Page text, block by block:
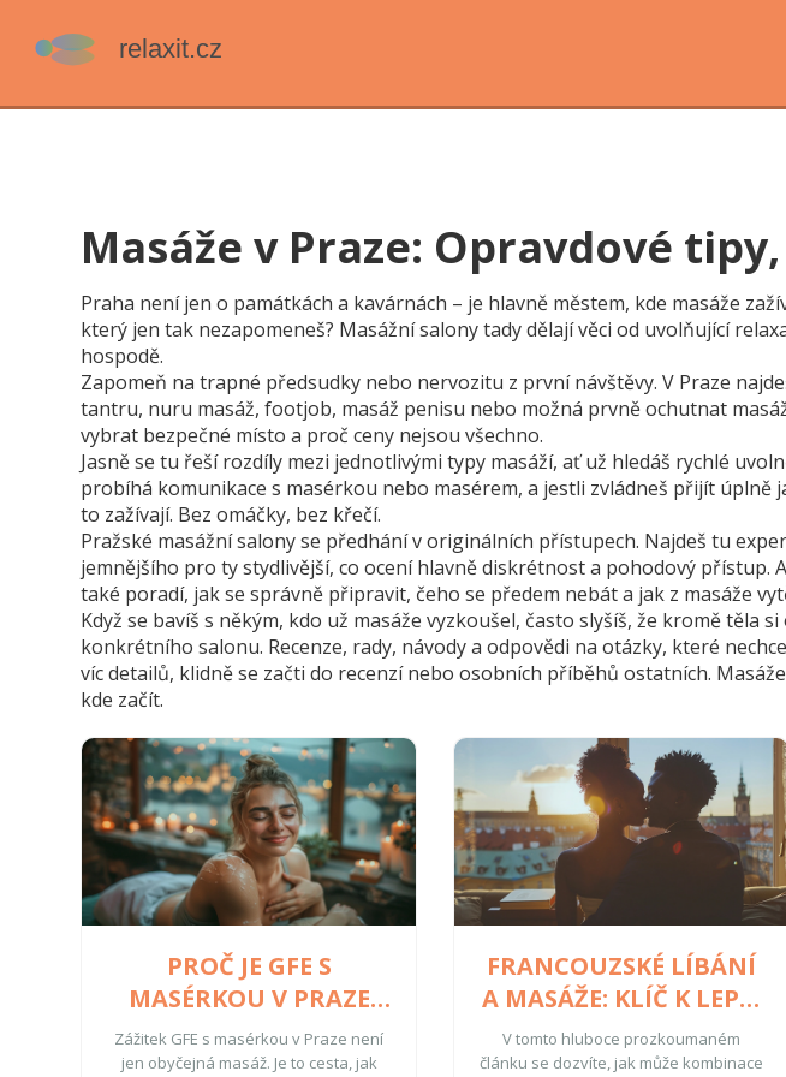
Masáže v Praze: Opravdové
Praha není jen o památkách a kavárnách – je hlavně městem, kde masáže
který jen tak nezapomeneš? Masážní salony tady dělají věci od uvolňující
hospodě.
Zapomeň na trapné předsudky nebo nervozitu z první návštěvy. V Praze
tantru, nuru masáž, footjob, masáž penisu nebo možná prvně ochutnat
vybrat bezpečné místo a proč ceny nejsou všechno.
Jasně se tu řeší rozdíly mezi jednotlivými typy masáží, ať už hledáš rychlé
probíhá komunikace s masérkou nebo masérem, a jestli zvládneš přijít úplně
to zažívají. Bez omáčky, bez křečí.
Pražské masážní salony se předhání v originálních přístupech. Najdeš tu
jemnějšího pro ty stydlivější, co ocení hlavně diskrétnost a pohodový
také poradí, jak se správně připravit, čeho se předem nebát a jak z masáže
Když se bavíš s někým, kdo už masáže vyzkoušel, často slyšíš, že kromě
konkrétního salonu. Recenze, rady, návody a odpovědi na otázky, které
víc detailů, klidně se začti do recenzí nebo osobních příběhů ostatních.
kde začít.
PROČ JE GFE S
MASÉRKOU V PRAZE
KLÍČEM K LEPŠÍMU
ŽIVOTU?
Zážitek GFE s masérkou v Praze není
jen obyčejná masáž. Je to cesta, jak
FRANCOUZSKÉ LÍBÁNÍ
A MASÁŽE: KLÍČ K LEPŠÍ
DUŠEVNÍ POHODĚ
V tomto hluboce prozkoumaném
článku se dozvíte, jak může kombinace